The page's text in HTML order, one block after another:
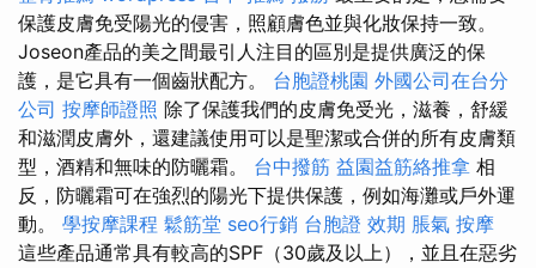
保護皮膚免受陽光的侵害，照顧膚色並與化妝保持一致。
Joseon產品的美之間最引人注目的區別是提供廣泛的保
護，是它具有一個齒狀配方。 台胞證桃園 外國公司在台分
公司 按摩師證照 除了保護我們的皮膚免受光，滋養，舒緩
和滋潤皮膚外，還建議使用可以是聖潔或合併的所有皮膚類
型，酒精和無味的防曬霜。 台中撥筋 益園益筋絡推拿 相
反，防曬霜可在強烈的陽光下提供保護，例如海灘或戶外運
動。 學按摩課程 鬆筋堂 seo行銷 台胞證 效期 脹氣 按摩
這些產品通常具有較高的SPF（30歲及以上），並且在惡劣